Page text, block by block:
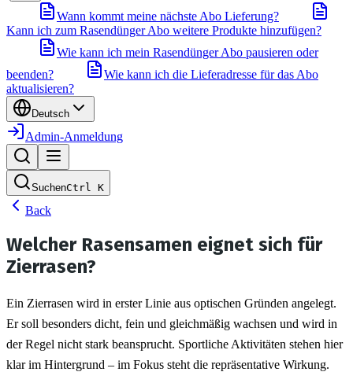
Wann kommt meine nächste Abo Lieferung?
Kann ich zum Rasendünger Abo weitere Produkte hinzufügen?
Wie kann ich mein Rasendünger Abo pausieren oder
beenden?
Wie kann ich die Lieferadresse für das Abo
aktualisieren?
Deutsch
Admin-Anmeldung
SuchenCtrl K
Back
Welcher Rasensamen eignet sich für
Zierrasen?
Ein Zierrasen wird in erster Linie aus optischen Gründen angelegt.
Er soll besonders dicht, fein und gleichmäßig wachsen und wird in
der Regel nicht stark beansprucht. Sportliche Aktivitäten stehen hier
klar im Hintergrund – im Fokus steht die repräsentative Wirkung.